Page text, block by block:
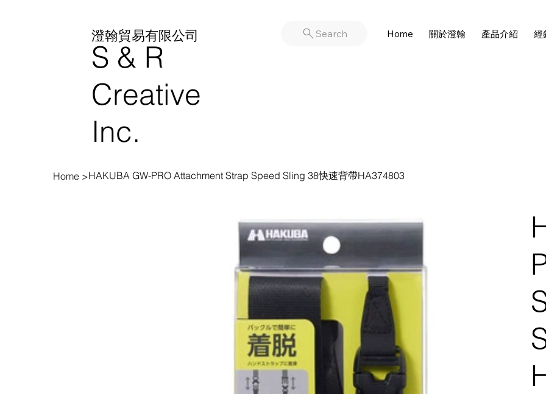
澄翰貿易有限公司
S & R
Creative
Inc.
Search Home 關於澄翰 產品介紹 經
Home >HAKUBA GW-PRO Attachment Strap Speed ​​Sling 38快速背帶HA374803